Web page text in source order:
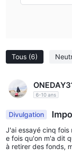
Tous (6)
6-10 ans
Divulgation
J'ai essayé cinq fois
e fois qu'on m'a dit
à retirer des fonds,